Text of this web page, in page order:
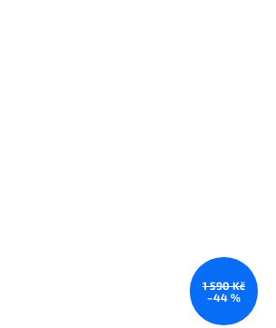
1 590 Kč
–44 %